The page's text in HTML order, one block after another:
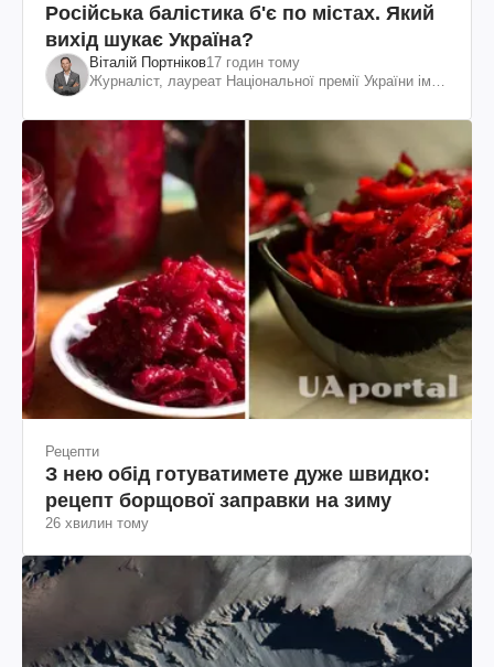
Російська балістика б'є по містах. Який
вихід шукає Україна?
Віталій Портніков17 годин тому
Журналіст, лауреат Національної премії України ім.
Рецепти
З нею обід готуватимете дуже швидко:
рецепт борщової заправки на зиму
26 хвилин тому